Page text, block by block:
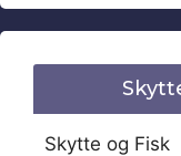
Skytte og Fisk